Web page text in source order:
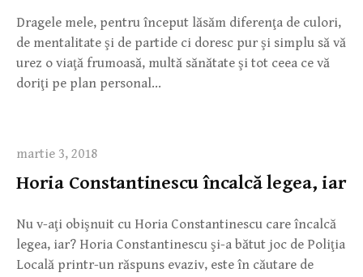
Dragele mele, pentru început lăsăm diferenţa de culori,
de mentalitate şi de partide ci doresc pur şi simplu să vă
urez o viaţă frumoasă, multă sănătate şi tot ceea ce vă
doriţi pe plan personal…
martie 3, 2018
Horia Constantinescu încalcă legea, iar
Nu v-aţi obişnuit cu Horia Constantinescu care încalcă
legea, iar? Horia Constantinescu şi-a bătut joc de Poliţia
Locală printr-un răspuns evaziv, este în căutare de